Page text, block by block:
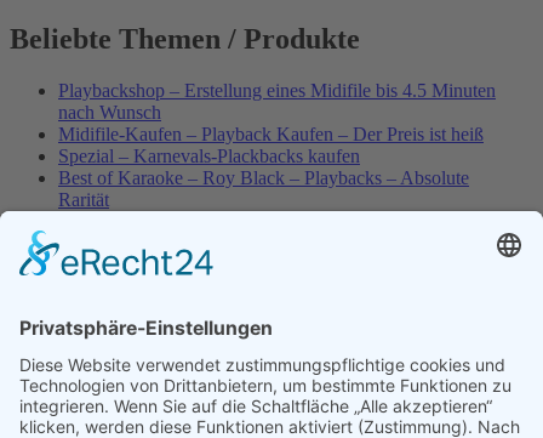
Beliebte Themen / Produkte
Playbackshop – Erstellung eines Midifile bis 4.5 Minuten
nach Wunsch
Midifile-Kaufen – Playback Kaufen – Der Preis ist heiß
Spezial – Karnevals-Plackbacks kaufen
Best of Karaoke – Roy Black – Playbacks – Absolute
Rarität
Playback
Karaoke-Helden – Was ist eigentlich Multiplex-Karaoke?
10 Spanische All-TIME Sommerhits als Karaoke-
Playbackshop – Erstellung eines Wunschmidifile bis 3.0
Minuten
Dein AKTUELLER Warenkorb